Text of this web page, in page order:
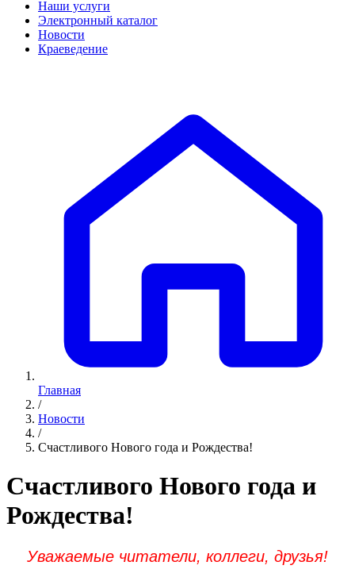
Наши услуги
Электронный каталог
Новости
Краеведение
Главная
/
Новости
/
Счастливого Нового года и Рождества!
Счастливого Нового года и
Рождества!
Уважаемые читатели, коллеги, друзья!